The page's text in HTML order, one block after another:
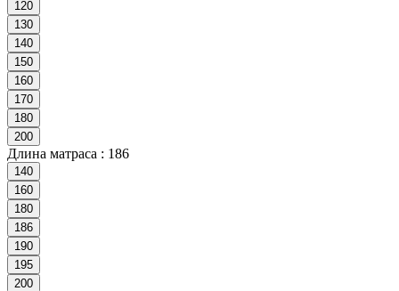
120
130
140
150
160
170
180
200
Длина матраса : 186
140
160
180
186
190
195
200